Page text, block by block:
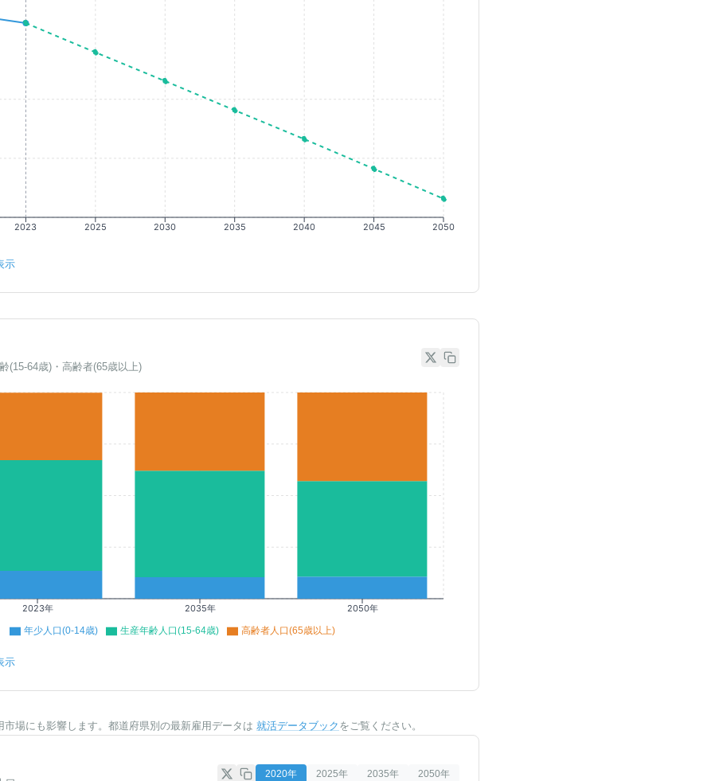
2023 2025 2030 2035 2040 2045 2050
示
(15-64歳)・高齢者(65歳以上)
2023年 2035年 2050年
年少人口(0-14歳) 生産年齢人口(15-64歳) 高齢者人口(65歳以上)
示
場にも影響します。都道府県別の最新雇用データは 就活データブック をご覧ください。
2020年 2025年 2035年 2050年